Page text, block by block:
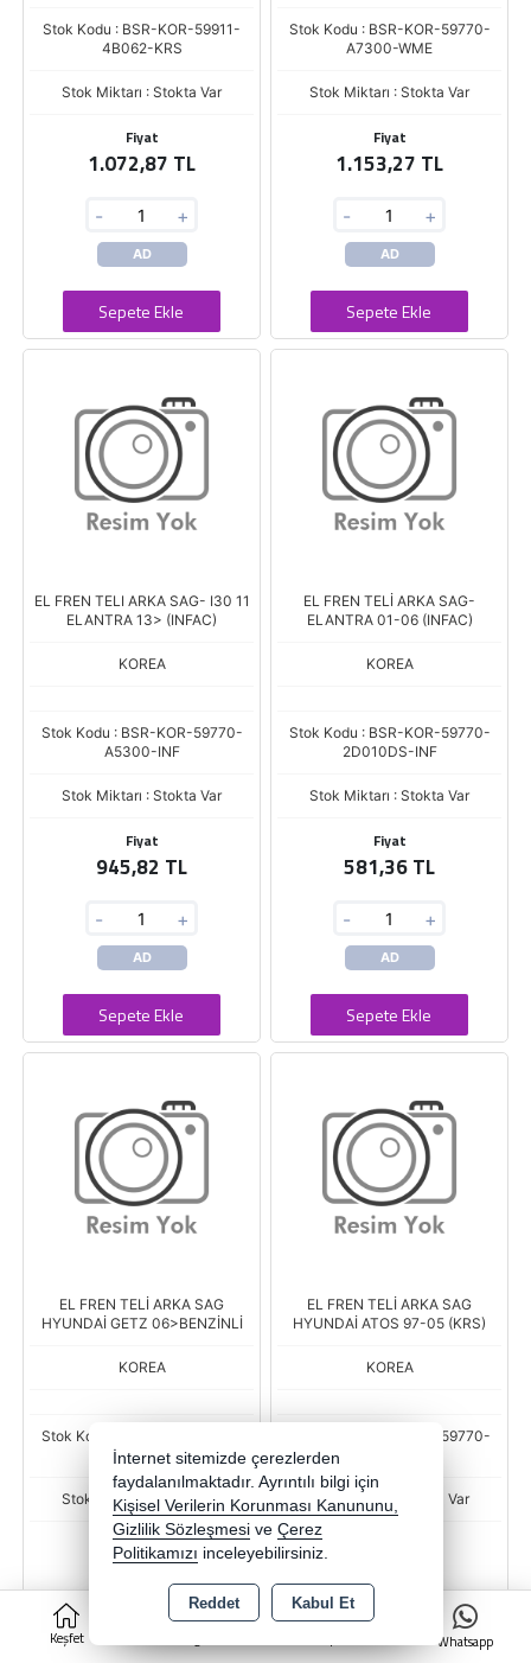
Keşfet
0
Whatsapp
Stok Kodu : BSR-KOR-59911-
4B062-KRS
Stok Miktarı : Stokta Var
Fiyat
1.072,87 TL
- +
AD
Sepete Ekle
Stok Kodu : BSR-KOR-59770-
A7300-WME
Stok Miktarı : Stokta Var
Fiyat
1.153,27 TL
- +
AD
Sepete Ekle
EL FREN TELI ARKA SAG- I30 11
ELANTRA 13> (INFAC)
KOREA
Stok Kodu : BSR-KOR-59770-
A5300-INF
Stok Miktarı : Stokta Var
Fiyat
945,82 TL
- +
AD
Sepete Ekle
EL FREN TELİ ARKA SAG-
ELANTRA 01-06 (INFAC)
KOREA
Stok Kodu : BSR-KOR-59770-
2D010DS-INF
Stok Miktarı : Stokta Var
Fiyat
581,36 TL
- +
AD
Sepete Ekle
EL FREN TELİ ARKA SAG
HYUNDAİ GETZ 06>BENZİNLİ
KOREA
Stok Kodu : BSR-KOR-59770-
1C050-WME
Stok Miktarı : Stokta Var
Fiyat
519,77 TL
+
EL FREN TELİ ARKA SAG
HYUNDAİ ATOS 97-05 (KRS)
KOREA
Stok Kodu : BSR-KOR-59770-
Stok Miktarı : Stokta Var
-
İnternet sitemizde çerezlerden
faydalanılmaktadır. Ayrıntılı bilgi için
Kişisel Verilerin Korunması Kanununu,
Gizlilik Sözleşmesi ve Çerez
Politikamızı inceleyebilirsiniz.
Reddet Kabul Et